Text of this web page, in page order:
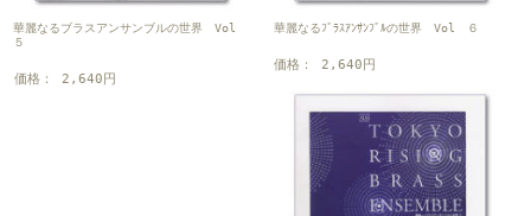
華麗なるブラスアンサンブルの世界 Vol
５
価格： 2,640円
華麗なるﾌﾞﾗｽｱﾝｻﾝﾌﾞﾙの世界 Vol ６
価格： 2,640円